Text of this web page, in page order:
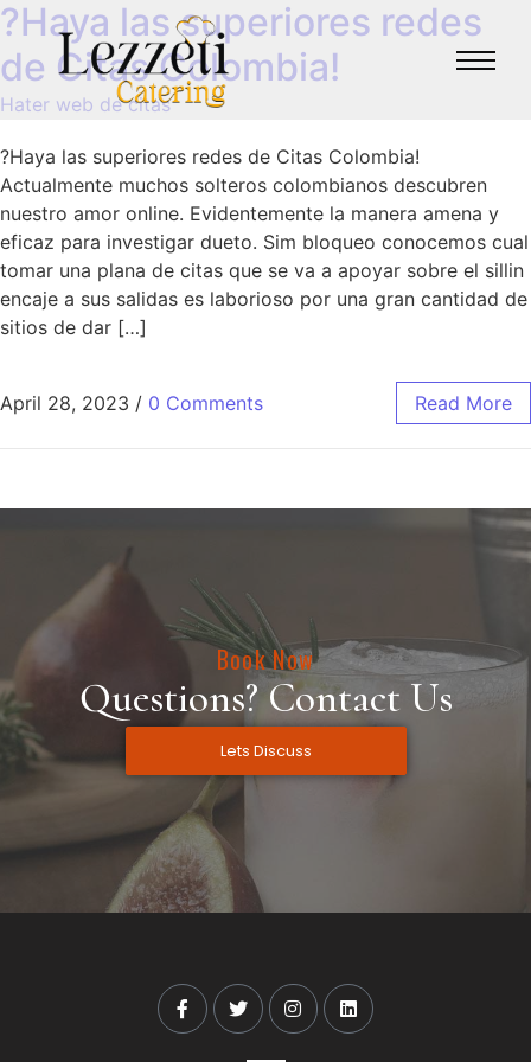
?Haya las superiores redes
de Citas Colombia!
Hater web de citas
?Haya las superiores redes de Citas Colombia!
Actualmente muchos solteros colombianos descubren
nuestro amor online. Evidentemente la manera amena y
eficaz para investigar dueto. Sim bloqueo conocemos cual
tomar una plana de citas que se va a apoyar sobre el silli­n
encaje a sus salidas es laborioso por una gran cantidad de
sitios de dar […]
April 28, 2023 / 0 Comments Read More
Book Now
Questions? Contact Us
Lets Discuss